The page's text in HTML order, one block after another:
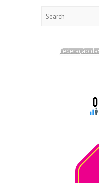
Federação